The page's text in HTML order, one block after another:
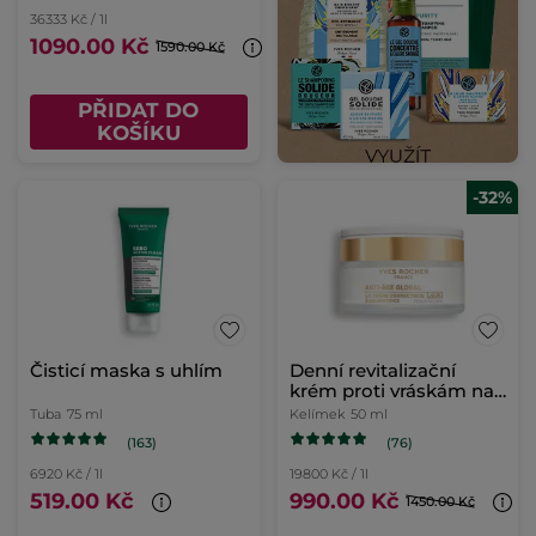
36333 Kč / 1l
1090.00 Kč 1590.00 Kč
PŘIDAT DO
KOŠÍKU
Čisticí maska s uhlím
Tuba 75 ml
(163)
6920 Kč / 1l
519.00 Kč
-32%
Denní revitalizační
krém proti vráskám na
suchou pleť
Kelímek 50 ml
(76)
19800 Kč / 1l
990.00 Kč 1450.00 Kč